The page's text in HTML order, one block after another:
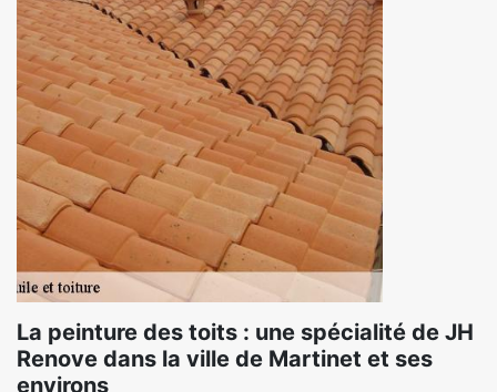
La peinture des toits : une spécialité de JH
Renove dans la ville de Martinet et ses
environs